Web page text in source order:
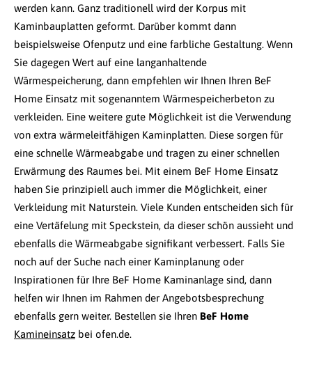
werden kann. Ganz traditionell wird der Korpus mit
Kaminbauplatten geformt. Darüber kommt dann
beispielsweise Ofenputz und eine farbliche Gestaltung. Wenn
Sie dagegen Wert auf eine langanhaltende
Wärmespeicherung, dann empfehlen wir Ihnen Ihren BeF
Home Einsatz mit sogenanntem Wärmespeicherbeton zu
verkleiden. Eine weitere gute Möglichkeit ist die Verwendung
von extra wärmeleitfähigen Kaminplatten. Diese sorgen für
eine schnelle Wärmeabgabe und tragen zu einer schnellen
Erwärmung des Raumes bei. Mit einem BeF Home Einsatz
haben Sie prinzipiell auch immer die Möglichkeit, einer
Verkleidung mit Naturstein. Viele Kunden entscheiden sich für
eine Vertäfelung mit Speckstein, da dieser schön aussieht und
ebenfalls die Wärmeabgabe signifikant verbessert. Falls Sie
noch auf der Suche nach einer Kaminplanung oder
Inspirationen für Ihre BeF Home Kaminanlage sind, dann
helfen wir Ihnen im Rahmen der Angebotsbesprechung
ebenfalls gern weiter. Bestellen sie Ihren BeF Home
Kamineinsatz bei ofen.de.